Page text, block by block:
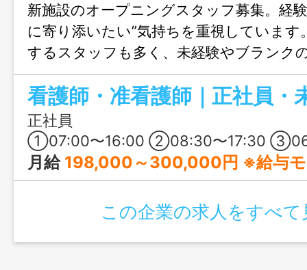
新施設のオープニングスタッフ募集。経
に寄り添いたい”気持ちを重視しています
するスタッフも多く、未経験やブランク
して長く働けます。介護・看護の実務は
とつ段階を踏んで先輩と一緒に覚えてい
で、「自分にできそうか不安」という方
軽にご相談ください。
正社員
①07:00〜16:00 ②08:30〜17:30 ③06:30〜16:00 ④10:00〜19:00
月給 198,000～300,000円 ※給与モ
この企業の求人をすべて